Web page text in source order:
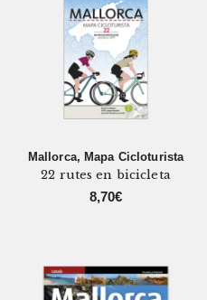
Mallorca, Mapa Cicloturista
22 rutes en bicicleta
8,70€